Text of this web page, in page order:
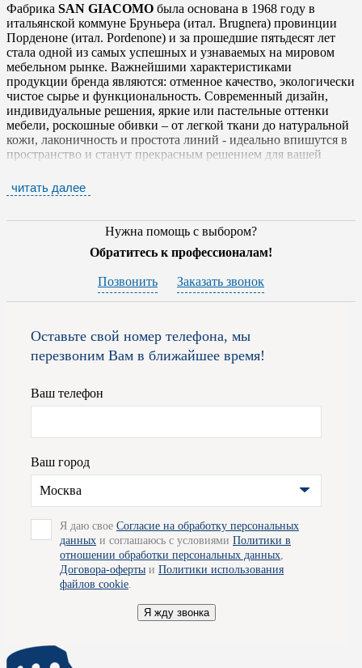
Фабрика SAN GIACOMO была основана в 1968 году в
итальянской коммуне Бруньера (итал. Brugnera) провинции
Порденоне (итал. Pordenone) и за прошедшие пятьдесят лет
стала одной из самых успешных и узнаваемых на мировом
мебельном рынке. Важнейшими характеристиками
продукции бренда являются: отменное качество, экологически
чистое сырье и функциональность. Современный дизайн,
индивидуальные решения, яркие или пастельные оттенки
мебели, роскошные обивки – от легкой ткани до натуральной
кожи, лаконичность и простота линий - идеально впишутся в
пространство и станут прекрасным решением для вашей
Внешне мебель
— черное, белое и "деревянное". Обивки — от легкой ткани
безупречный вкус, оригинальный дизайн, отменная
мебель сконструирована по модульному принципу, который
позволяет менять обстановку в жилом пространстве при
На фабрике используются различные материалы, в том числе
и натуральный шпон из дуба и ореха , матовые и глянцевые
бережно относится к экологии, поэтому создает свои
мебельные шедевры из сырья, которое не содержит
SAN GIACOMO
наших салонов или оставить заявку на сайте. Мы
проконсультируем вас и ответим на все интересующие
вопросы. Благодаря прямым поставкам от производителей,
отлаженной логистической цепочке, бережному отношению и
хранению, компания Credit Ceramica станет для вас надежным
партнером на лучших условиях. Так же мы готовы
организовать для вас доставку товара по Москве.
читать далее
Нужна помощь с выбором?
Обратитесь к профессионалам!
Позвонить Заказать звонок
Оставьте свой номер телефона, мы
перезвоним Вам в ближайшее время!
Ваш телефон
Ваш город
Москва
Я даю свое Согласие на обработку персональных
данных и соглашаюсь с условиями Политики в
отношении обработки персональных данных
Договора-оферты и Политики использования
файлов cookie
Я жду звонка